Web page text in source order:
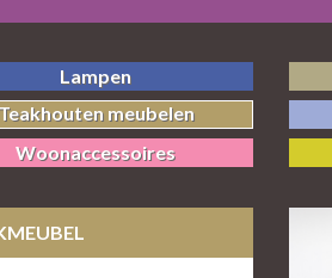
Lampen
Teakhouten meubelen
Woonaccessoires